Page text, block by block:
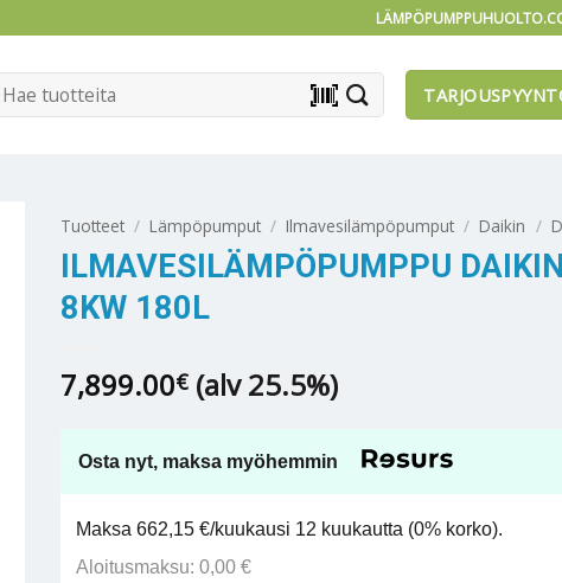
barcode_scanner
Tuotteet / Lämpöpumput / Ilmavesilämpöpumput / Daikin /
ILMAVESILÄMPÖPUMPPU
8KW 180L
7,899.00€ (alv 25.5%)
Osta nyt, maksa myöhemmin
Maksa 662,15 €/kuukausi 12 kuukautta (0% korko).
Aloitusmaksu: 0,00 €